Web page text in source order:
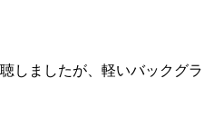
しましたが、軽いバックグラ